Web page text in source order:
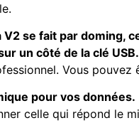
V2 se fait par
un côté de la clé USB.
Vous
pour vos données.
celle qui répond le